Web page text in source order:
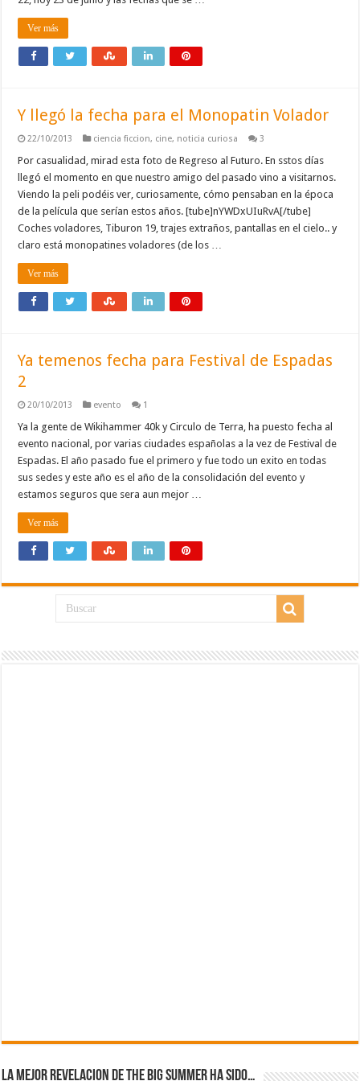
Ver más
Y llegó la fecha para el Monopatin Volador
22/10/2013 ciencia ficcion, cine, noticia curiosa 3
Por casualidad, mirad esta foto de Regreso al Futuro. En sstos días
llegó el momento en que nuestro amigo del pasado vino a visitarnos.
Viendo la peli podéis ver, curiosamente, cómo pensaban en la época
de la película que serían estos años. [tube]nYWDxUIuRvA[/tube]
Coches voladores, Tiburon 19, trajes extraños, pantallas en el cielo.. y
claro está monopatines voladores (de los …
Ver más
Ya temenos fecha para Festival de Espadas
2
20/10/2013 evento 1
Ya la gente de Wikihammer 40k y Circulo de Terra, ha puesto fecha al
evento nacional, por varias ciudades españolas a la vez de Festival de
Espadas. El año pasado fue el primero y fue todo un exito en todas
sus sedes y este año es el año de la consolidación del evento y
estamos seguros que sera aun mejor …
Ver más
La mejor revelacion de The Big Summer ha sido…